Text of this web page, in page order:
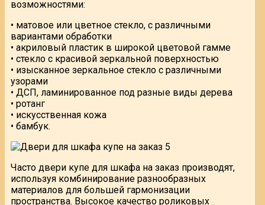
возможностями:
• матовое или цветное стекло, с различными
вариантами обработки
• акриловый пластик в широкой цветовой гамме
• стекло с красивой зеркальной поверхностью
• изысканное зеркальное стекло с различными
узорами
• ДСП, ламинированное под разные виды дерева
• ротанг
• искусственная кожа
• бамбук.
Часто двери купе для шкафа на заказ производят,
используя комбинирование разнообразных
материалов для большей гармонизации
пространства. Высокое качество роликовых